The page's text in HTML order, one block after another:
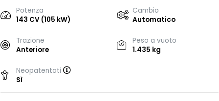
Potenza
143 CV (105 kW)
Cambio
Automatico
Trazione
Anteriore
Peso a vuoto
1.435 kg
Neopatentati
Sì